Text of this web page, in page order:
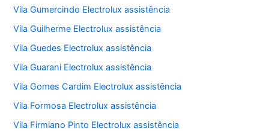
Vila Gumercindo Electrolux assistência
Vila Guilherme Electrolux assistência
Vila Guedes Electrolux assistência
Vila Guarani Electrolux assistência
Vila Gomes Cardim Electrolux assistência
Vila Formosa Electrolux assistência
Vila Firmiano Pinto Electrolux assistência